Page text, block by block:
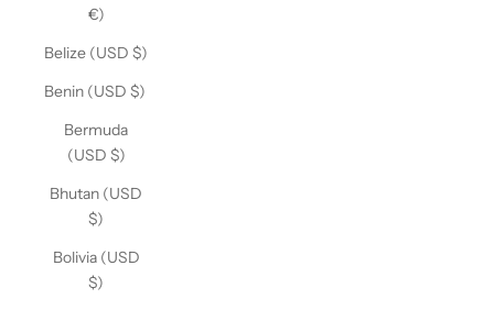
€)
Belize (USD $)
Benin (USD $)
Bermuda
(USD $)
Bhutan (USD
$)
Bolivia (USD
$)